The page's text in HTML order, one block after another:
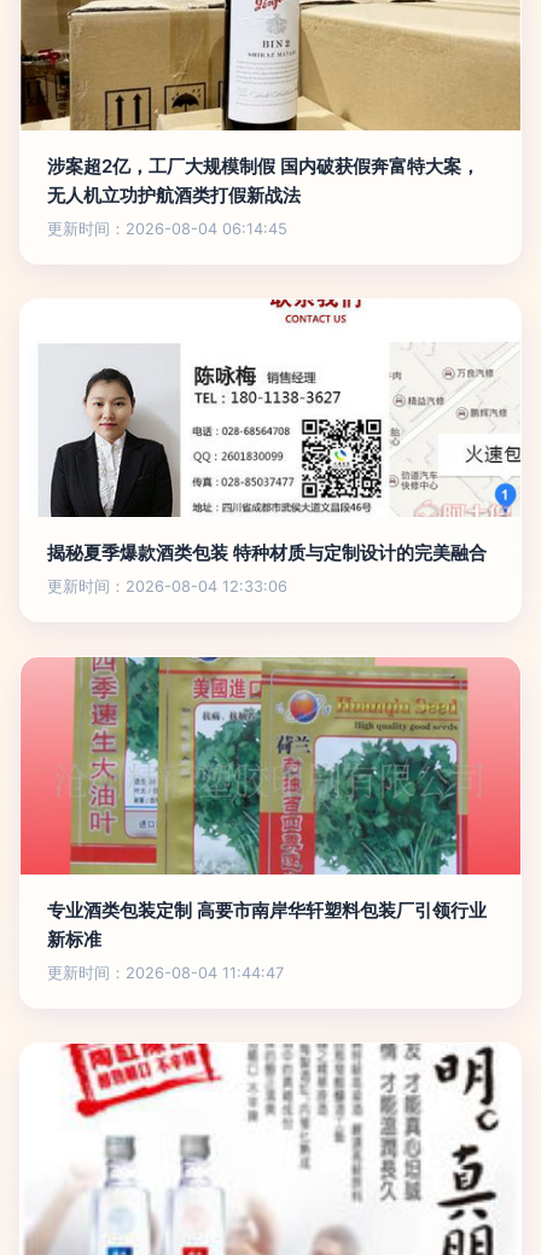
涉案超2亿，工厂大规模制假 国内破获假奔富特大案，
无人机立功护航酒类打假新战法
更新时间：2026-08-04 06:14:45
揭秘夏季爆款酒类包装 特种材质与定制设计的完美融合
更新时间：2026-08-04 12:33:06
专业酒类包装定制 高要市南岸华轩塑料包装厂引领行业
新标准
更新时间：2026-08-04 11:44:47